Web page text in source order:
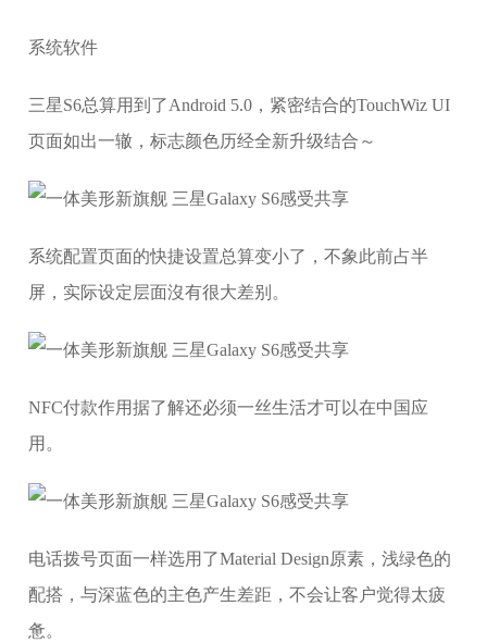
系统软件
三星S6总算用到了Android 5.0，紧密结合的TouchWiz UI
页面如出一辙，标志颜色历经全新升级结合～
系统配置页面的快捷设置总算变小了，不象此前占半
屏，实际设定层面沒有很大差别。
NFC付款作用据了解还必须一丝生活才可以在中国应
用。
电话拨号页面一样选用了Material Design原素，浅绿色的
配搭，与深蓝色的主色产生差距，不会让客户觉得太疲
惫。